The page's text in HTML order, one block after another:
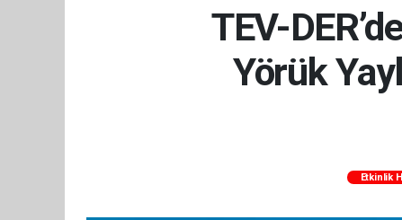
TEV-
Yörük
Etkinlik